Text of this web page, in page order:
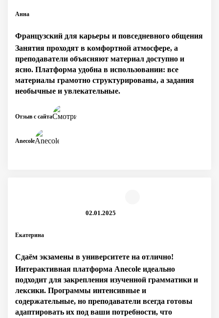
Анна
Французский для карьеры и повседневного общения
Занятия проходят в комфортной атмосфере, а
преподаватели объясняют материал доступно и
ясно. Платформа удобна в использовании: все
материалы грамотно структурированы, а задания
необычные и увлекательные.
Anecole
Отзыв с сайта
Екатерина
02.01.2025
Сдаём экзамены в университете на отлично!
Интерактивная платформа Anecole идеально
подходит для закрепления изученной грамматики и
лексики. Программы интенсивные и
содержательные, но преподаватели всегда готовы
адаптировать их под ваши потребности, что